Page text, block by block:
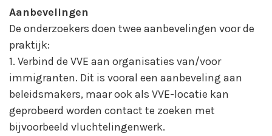
Aanbevelingen
De onderzoekers doen twee aanbevelingen voor de
praktijk:
1. Verbind de VVE aan organisaties van/voor
immigranten. Dit is vooral een aanbeveling aan
beleidsmakers, maar ook als VVE-locatie kan
geprobeerd worden contact te zoeken met
bijvoorbeeld vluchtelingenwerk.